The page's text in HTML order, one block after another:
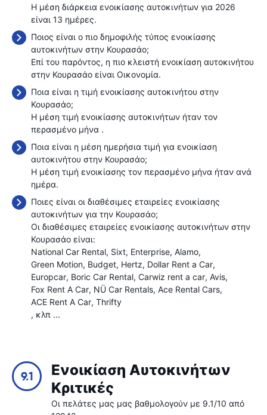
Η μέση διάρκεια ενοικίασης αυτοκινήτων για 2026
είναι 13 ημέρες.
Ποιος είναι ο πιο δημοφιλής τύπος ενοικίασης
αυτοκινήτων στην Κουρασάο;
Επί του παρόντος, η πιο κλειστή ενοικίαση αυτοκινήτου
στην Κουρασάο είναι Οικονομία.
Ποια είναι η τιμή ενοικίασης αυτοκινήτου στην
Κουρασάο;
Η μέση τιμή ενοικίασης αυτοκινήτων ήταν τον
περασμένο μήνα .
Ποια είναι η μέση ημερήσια τιμή για ενοικίαση
αυτοκινήτου στην Κουρασάο;
Η μέση τιμή ενοικίασης τον περασμένο μήνα ήταν ανά
ημέρα.
Ποιες είναι οι διαθέσιμες εταιρείες ενοικίασης
αυτοκινήτων για την Κουρασάο;
Οι διαθέσιμες εταιρείες ενοικίασης αυτοκινήτων στην
Κουρασάο είναι:
National Car Rental Sixt Enterprise Alamo
Green Motion Budget Hertz Dollar Rent a Car
Europcar Boric Car Rental Carwiz rent a car Avis
Fox Rent A Car NÜ Car Rentals Ace Rental Cars
ACE Rent A Car Thrifty
, κλπ ...
9.1
Ενοικίαση Αυτοκινήτων
Κριτικές
Οι πελάτες μας μας βαθμολογούν με 9.1/10 από